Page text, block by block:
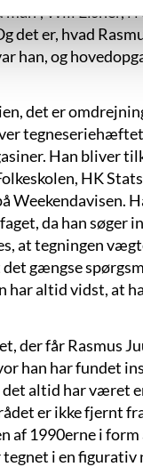
Will Eisner,
det er, hvad
han, og
det er
Han bliver
HK
da han søger
at tegningen
gængse
har altid vidst, at
der får Rasmus
han har fundet
altid har været
er ikke fjernt
1990erne i
i en